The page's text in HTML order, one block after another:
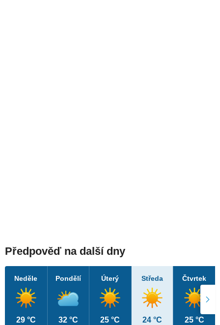
Předpověď na další dny
Neděle
29 °C
Pondělí
32 °C
Úterý
25 °C
Středa
24 °C
Čtvrtek
25 °C